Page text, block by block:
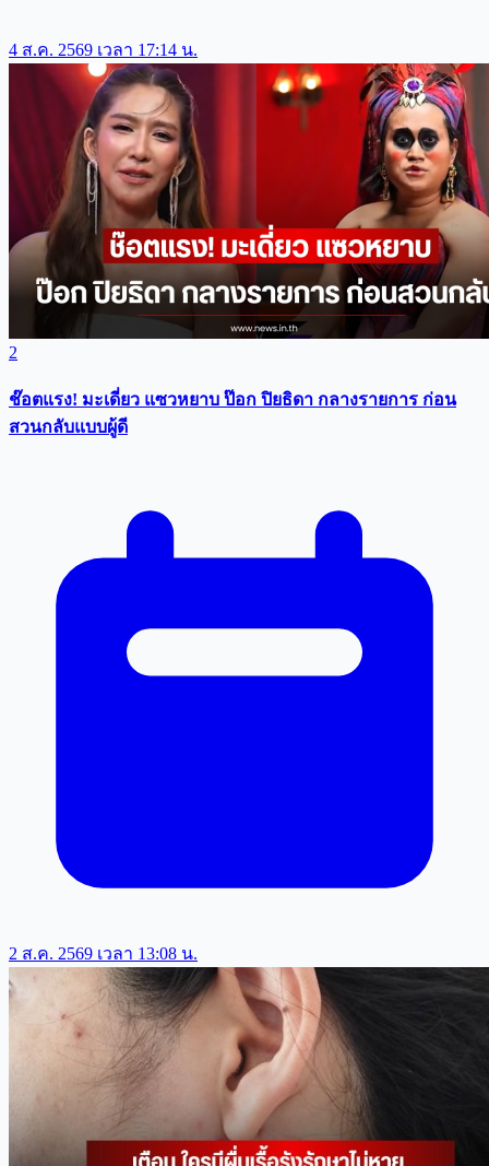
4 ส.ค. 2569 เวลา 17:14 น.
2
ช๊อตแรง! มะเดี่ยว แซวหยาบ ป๊อก ปิยธิดา กลางรายการ ก่อน
สวนกลับแบบผู้ดี
2 ส.ค. 2569 เวลา 13:08 น.